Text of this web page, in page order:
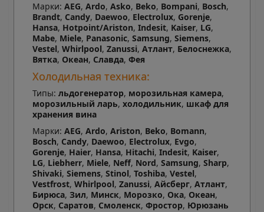
Марки: AEG, Ardo, Asko, Beko, Bompani, Bosch,
Brandt, Candy, Daewoo, Electrolux, Gorenje,
Hansa, Hotpoint/Ariston, Indesit, Kaiser, LG,
Mabe, Miele, Panasonic, Samsung, Siemens,
Vestel, Whirlpool, Zanussi, Атлант, Белоснежка,
Вятка, Океан, Славда, Фея
Холодильная техника:
Типы: льдогенератор, морозильная камера,
морозильный ларь, холодильник, шкаф для
хранения вина
Марки: AEG, Ardo, Ariston, Beko, Bomann,
Bosch, Candy, Daewoo, Electrolux, Evgo,
Gorenje, Haier, Hansa, Hitachi, Indesit, Kaiser,
LG, Liebherr, Miele, Neff, Nord, Samsung, Sharp,
Shivaki, Siemens, Stinol, Toshiba, Vestel,
Vestfrost, Whirlpool, Zanussi, Айсберг, Атлант,
Бирюса, Зил, Минск, Морозко, Ока, Океан,
Орск, Саратов, Смоленск, Фростор, Юрюзань